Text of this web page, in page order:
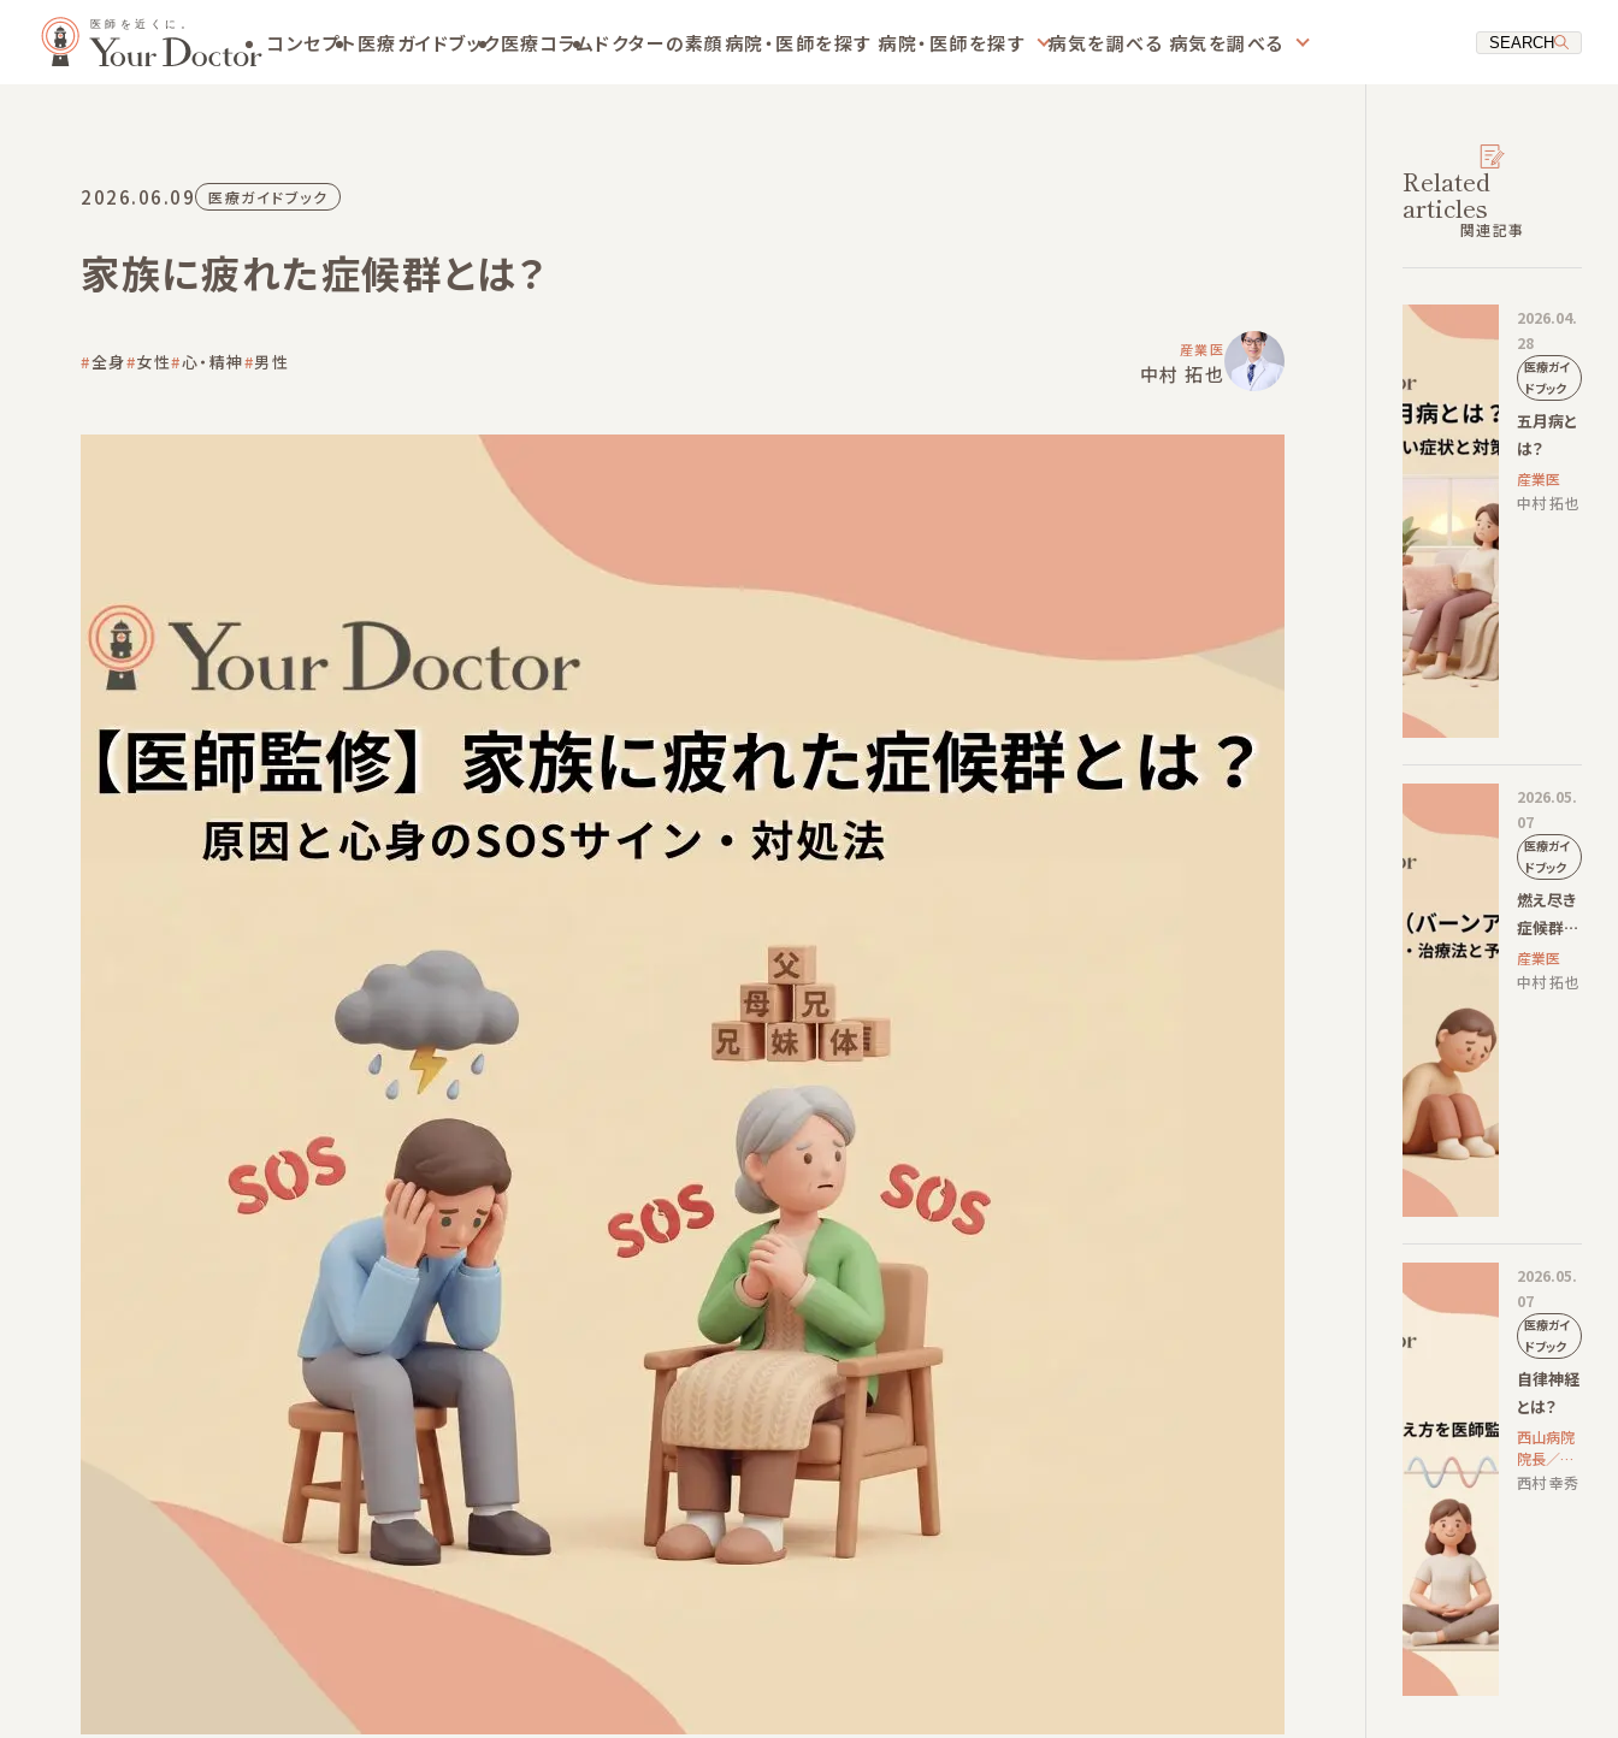
コンセプト医療ガイドブック医療コラムドクターの素顔病院・医師を探す 病院・医師を探す 病気を調べる 病気を調べる SEARCH
2026.06.09 医療ガイドブック
家族に疲れた症候群とは？
全身 女性 心・精神 男性
産業医
中村 拓也
Related
articles
関連記事
2026.04.
28
医療ガイ
ドブック
五月病と
は？
産業医
中村 拓也
2026.05.
07
医療ガイ
ドブック
燃え尽き
症候群
（バーン
アウト）と
産業医
中村 拓也
2026.05.
07
医療ガイ
ドブック
自律神経
とは？
西山病院
院長／日
本精神神
西村 幸秀